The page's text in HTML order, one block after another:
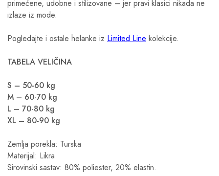
primećene, udobne i stilizovane – jer pravi klasici nikada ne
izlaze iz mode.
Pogledajte i ostale helanke iz Limited Line kolekcije.
TABELA VELIČINA
S – 50-60 kg
M – 60-70 kg
L – 70-80 kg
XL – 80-90 kg
Zemlja porekla: Turska
Materijal: Likra
Sirovinski sastav: 80% poliester, 20% elastin.